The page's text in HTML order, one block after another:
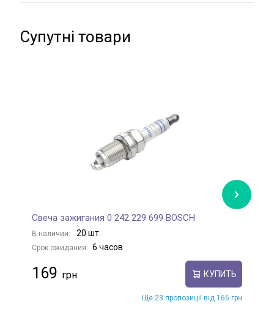
Супутні товари
Свеча зажигания 0 242 229 699 BOSCH
В наличии: 20 шт.
Срок ожидания: 6 часов
169 КУПИТЬ
Ще 23 пропозиції від 166 грн